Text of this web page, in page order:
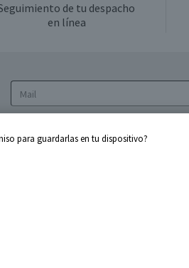
de tu despacho
en línea
de privacidad y de tratamiento
para guardarlas en tu dispositivo?